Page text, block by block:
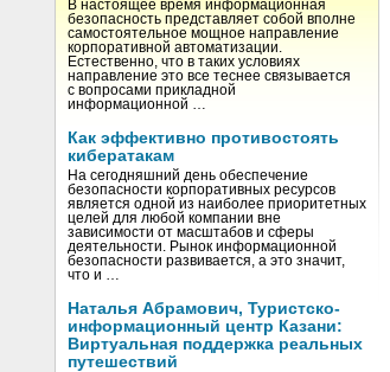
В настоящее время информационная
безопасность представляет собой вполне
самостоятельное мощное направление
корпоративной автоматизации.
Естественно, что в таких условиях
направление это все теснее связывается
с вопросами прикладной
информационной …
Как эффективно противостоять
кибератакам
На сегодняшний день обеспечение
безопасности корпоративных ресурсов
является одной из наиболее приоритетных
целей для любой компании вне
зависимости от масштабов и сферы
деятельности. Рынок информационной
безопасности развивается, а это значит,
что и …
Наталья Абрамович, Туристско-
информационный центр Казани:
Виртуальная поддержка реальных
путешествий